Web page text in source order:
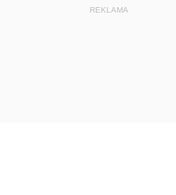
REKLAMA